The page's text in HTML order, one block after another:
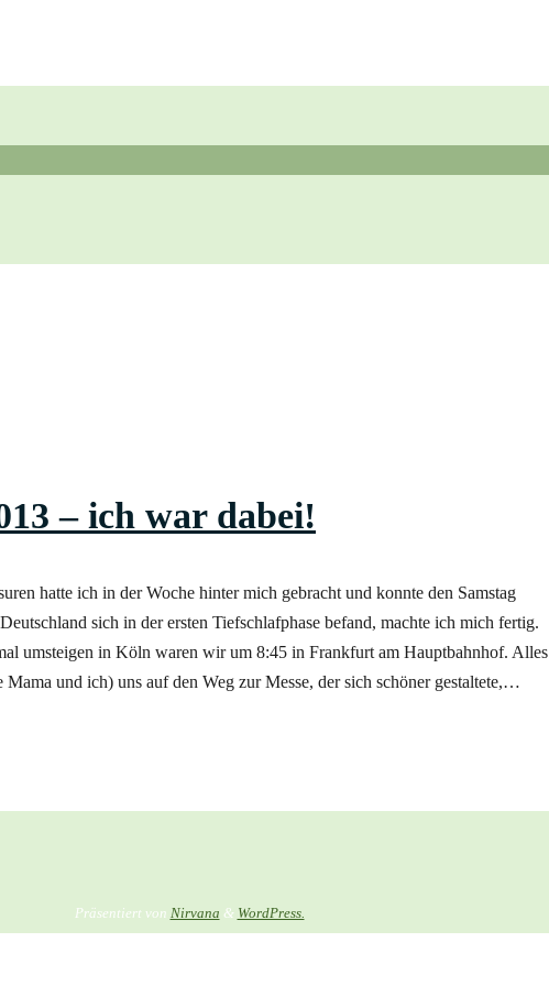
– ich war dabei!
hatte ich in der Woche hinter mich gebracht und konnte den Samstag
sich in der ersten Tiefschlafphase befand, machte ich mich fertig.
umsteigen in Köln waren wir um 8:45 in Frankfurt am Hauptbahnhof. Alles
und ich) uns auf den Weg zur Messe, der sich schöner gestaltete,…
Präsentiert von Nirvana & WordPress.